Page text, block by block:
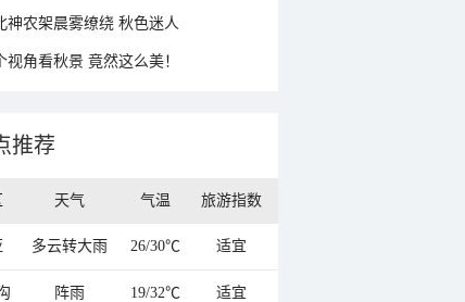
神农架晨雾缭绕 秋色迷人
视角看秋景 竟然这么美！
推荐
天气 气温 旅游指数
多云转大雨 26/30℃ 适宜
阵雨 19/32℃ 适宜